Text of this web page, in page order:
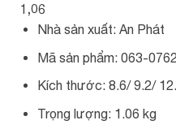
1,06
Nhà sản xuất: An Phát
Mã sản phẩm: 063-
Kích thước: 8.6/ 9.2/
Trọng lượng: 1.06 kg